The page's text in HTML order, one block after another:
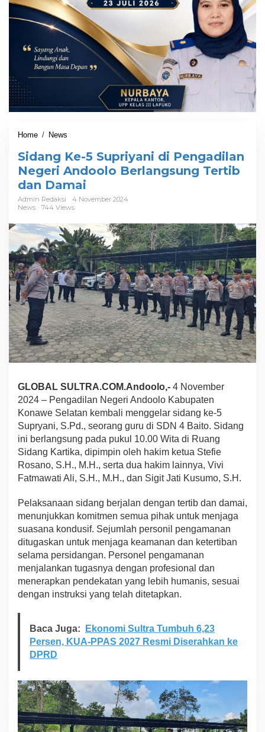
Home / News
d
a
n
g
K
e
5
S
u
p
r
i
y
a
n
i
d
i
P
g
a
d
a
n
N
e
r
i
A
n
d
o
l
o
r
l
a
s
u
n
g
T
Sidang Ke-5 Supriyani di Pengadilan
Negeri Andoolo Berlangsung Tertib
dan Damai
Admin Redaksi
4 November 2024
News
744 Views
GLOBAL SULTRA.COM.Andoolo,- 4 November
2024 – Pengadilan Negeri Andoolo Kabupaten
Konawe Selatan kembali menggelar sidang ke-5
Supryani, S.Pd., seorang guru di SDN 4 Baito. Sidang
ini berlangsung pada pukul 10.00 Wita di Ruang
Sidang Kartika, dipimpin oleh hakim ketua Stefie
Rosano, S.H., M.H., serta dua hakim lainnya, Vivi
Fatmawati Ali, S.H., M.H., dan Sigit Jati Kusumo, S.H.
Pelaksanaan sidang berjalan dengan tertib dan damai,
menunjukkan komitmen semua pihak untuk menjaga
suasana kondusif. Sejumlah personil pengamanan
ditugaskan untuk menjaga keamanan dan ketertiban
selama persidangan. Personel pengamanan
menjalankan tugasnya dengan profesional dan
menerapkan pendekatan yang lebih humanis, sesuai
dengan instruksi yang telah ditetapkan.
Baca Juga:
Ekonomi Sultra Tumbuh 6,23
Persen, KUA-PPAS 2027 Resmi Diserahkan ke
DPRD